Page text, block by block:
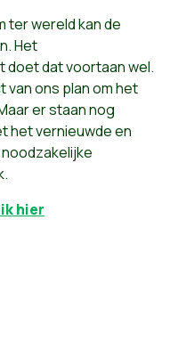
ter wereld kan de
Het
doet dat voortaan wel.
ons plan om het
er staan nog
het vernieuwde en
hier